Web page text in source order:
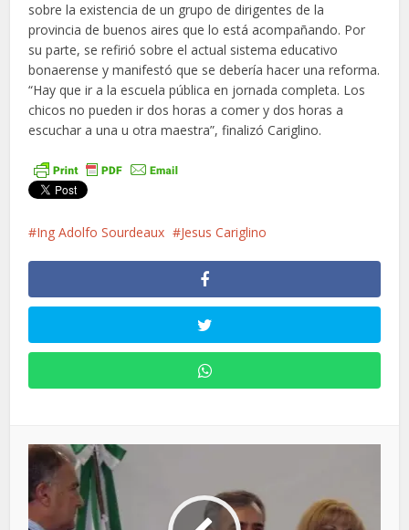
sobre la existencia de un grupo de dirigentes de la
provincia de buenos aires que lo está acompañando. Por
su parte, se refirió sobre el actual sistema educativo
bonaerense y manifestó que se debería hacer una reforma.
“Hay que ir a la escuela pública en jornada completa. Los
chicos no pueden ir dos horas a comer y dos horas a
escuchar a una u otra maestra”, finalizó Cariglino.
Ing Adolfo Sourdeaux Jesus Cariglino